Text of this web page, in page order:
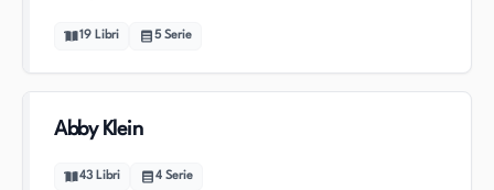
19 Libri 5 Serie
Abby Klein
43 Libri 4 Serie